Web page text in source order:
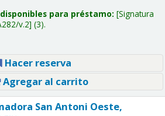
para préstamo: Signatura
v.2 (3).
Hacer reserva
Agregar al carrito
San Antoni Oeste,